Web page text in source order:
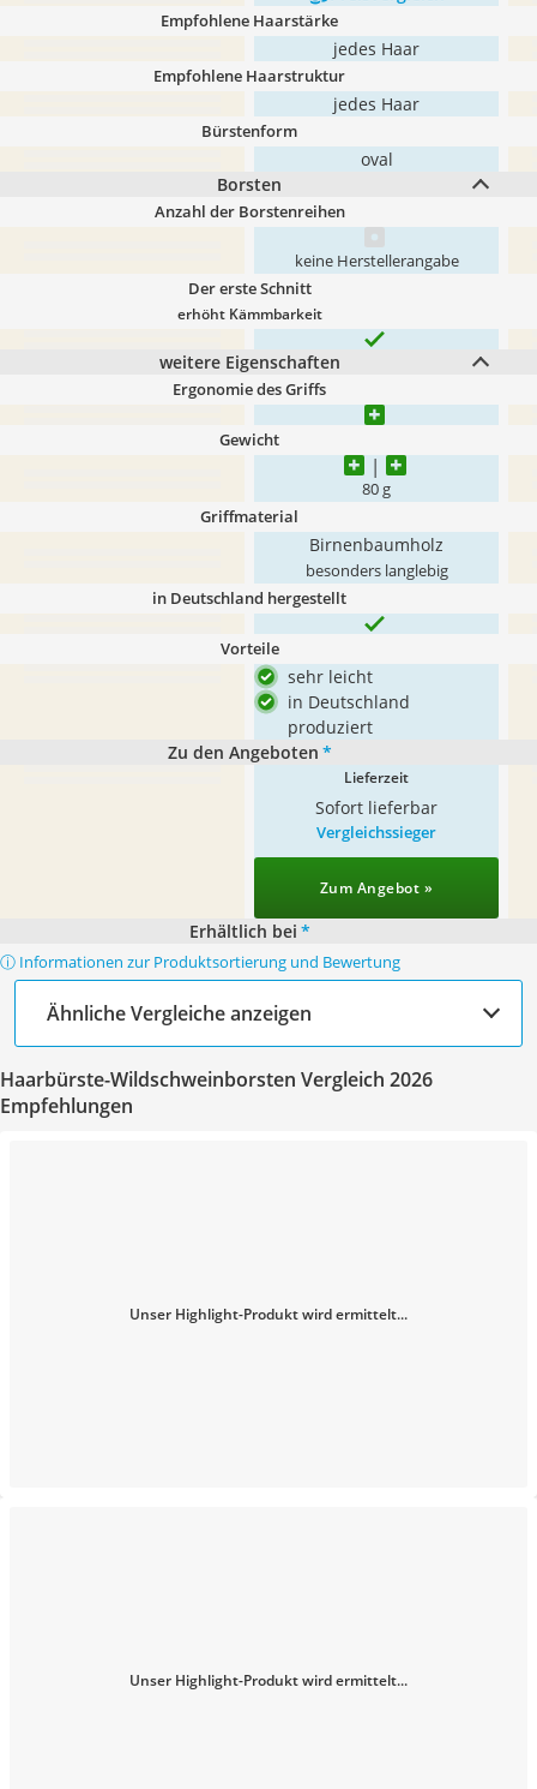
Empfohlene Haarstärke
jedes Haar
Empfohlene Haarstruktur
jedes Haar
Bürstenform
oval
Borsten
Anzahl der Borstenreihen
keine Herstellerangabe
Der erste Schnitt
erhöht Kämmbarkeit
weitere Eigenschaften
Ergonomie des Griffs
Gewicht
80 g
Griffmaterial
Birnenbaumholz
besonders langlebig
in Deutschland hergestellt
Vorteile
sehr leicht
in Deutschland
produziert
Zu den Angeboten *
Lieferzeit
Sofort lieferbar
Vergleichssieger
Zum Angebot »
Erhältlich bei *
ⓘ Informationen zur Produktsortierung und Bewertung
Ähnliche Vergleiche anzeigen
Haarbürste-Wildschweinborsten Vergleich 2026
Empfehlungen
Unser Highlight-Produkt wird ermittelt...
Unser Highlight-Produkt wird ermittelt...